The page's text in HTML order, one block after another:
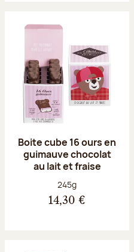
Boite cube 16 ours en
guimauve chocolat
au lait et fraise
Poids net :
245g
14,30 €